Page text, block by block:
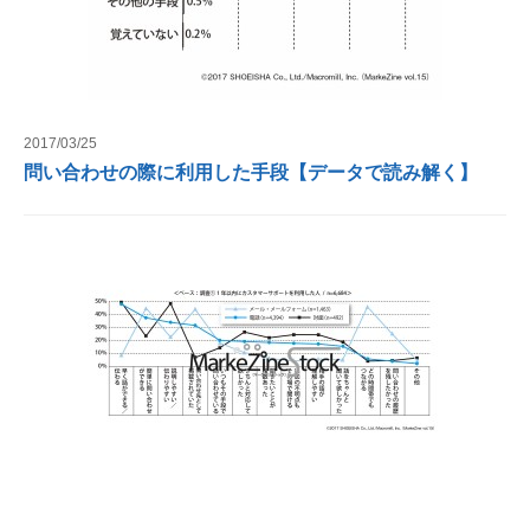
2017/03/25
問い合わせの際に利用した手段【データで読み解く】